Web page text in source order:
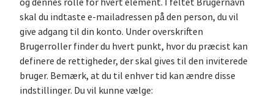
og dennes rolle for hvert element. I feltet Brugernavn
skal du indtaste e-mailadressen på den person, du vil
give adgang til din konto. Under overskriften
Brugerroller finder du hvert punkt, hvor du præcist kan
definere de rettigheder, der skal gives til den inviterede
bruger. Bemærk, at du til enhver tid kan ændre disse
indstillinger. Du vil kunne vælge: